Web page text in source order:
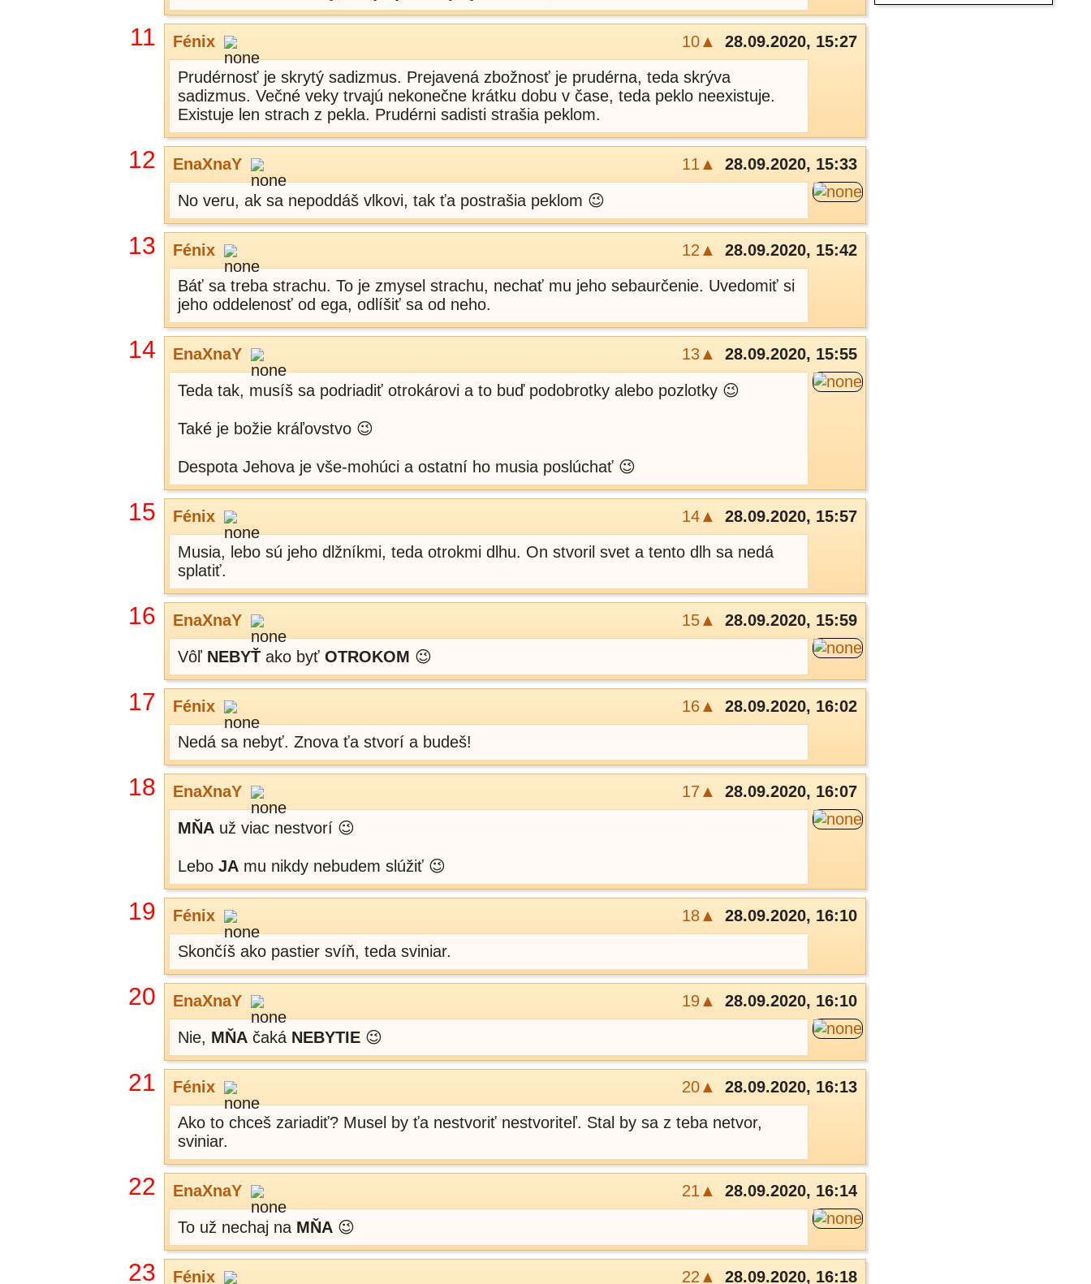
11 Fénix 10▲
28.09.2020, 15:27
Prudérnosť je skrytý sadizmus. Prejavená zbožnosť je prudérna, teda skrýva
sadizmus. Večné veky trvajú nekonečne krátku dobu v čase, teda peklo neexistuje.
Existuje len strach z pekla. Prudérni sadisti strašia peklom.
12 EnaXnaY 11▲ 28.09.2020, 15:33
No veru, ak sa nepoddáš vlkovi, tak ťa postrašia peklom 😉
13 Fénix 12▲
28.09.2020, 15:42
Báť sa treba strachu. To je zmysel strachu, nechať mu jeho sebaurčenie. Uvedomiť si
jeho oddelenosť od ega, odlíšiť sa od neho.
14 EnaXnaY 13▲ 28.09.2020, 15:55
Teda tak, musíš sa podriadiť otrokárovi a to buď podobrotky alebo pozlotky 😉
Také je božie kráľovstvo 😉
Despota Jehova je vše-mohúci a ostatní ho musia poslúchať 😉
15 Fénix 14▲
28.09.2020, 15:57
Musia, lebo sú jeho dlžníkmi, teda otrokmi dlhu. On stvoril svet a tento dlh sa nedá
splatiť.
16 EnaXnaY 15▲ 28.09.2020, 15:59
Vôľ NEBYŤ ako byť OTROKOM 😉
17 Fénix 16▲
28.09.2020, 16:02
Nedá sa nebyť. Znova ťa stvorí a budeš!
18 EnaXnaY 17▲ 28.09.2020, 16:07
MŇA už viac nestvorí 😉
Lebo JA mu nikdy nebudem slúžiť 😉
19 Fénix 18▲
28.09.2020, 16:10
Skončíš ako pastier svíň, teda sviniar.
20 EnaXnaY 19▲ 28.09.2020, 16:10
Nie, MŇA čaká NEBYTIE 😉
21 Fénix 20▲
28.09.2020, 16:13
Ako to chceš zariadiť? Musel by ťa nestvoriť nestvoriteľ. Stal by sa z teba netvor,
sviniar.
22 EnaXnaY 21▲ 28.09.2020, 16:14
To už nechaj na MŇA 😉
23 Fénix 22▲ 28.09.2020, 16:18